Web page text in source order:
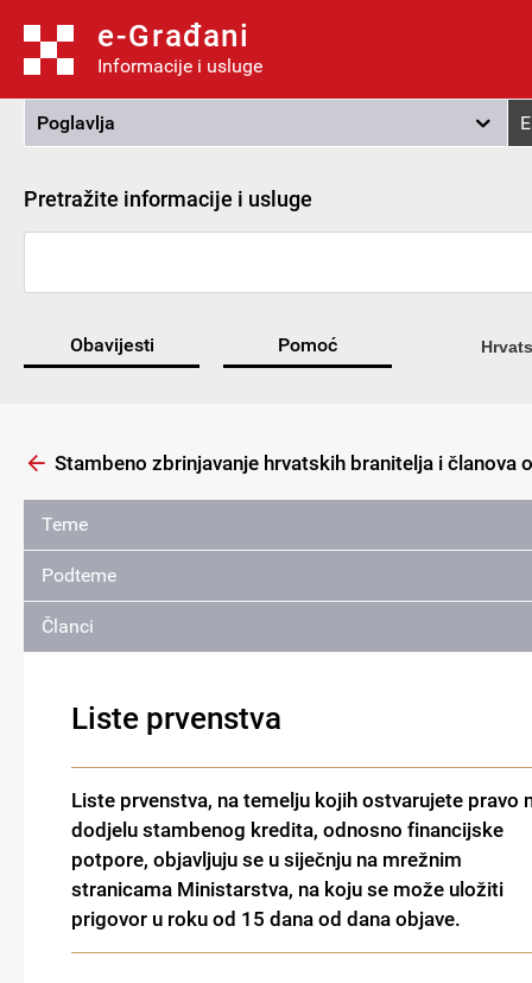
e-Građani
Informacije i usluge
Poglavlja
Pretražite informacije i usluge
Obavijesti Pomoć
Stambeno zbrinjavanje hrvatskih branitelja i članova
Teme
Podteme
Članci
Liste prvenstva
Liste prvenstva, na temelju kojih ostvarujete pravo
dodjelu stambenog kredita, odnosno financijske
potpore, objavljuju se u siječnju na mrežnim
stranicama Ministarstva, na koju se može uložiti
prigovor u roku od 15 dana od dana objave.